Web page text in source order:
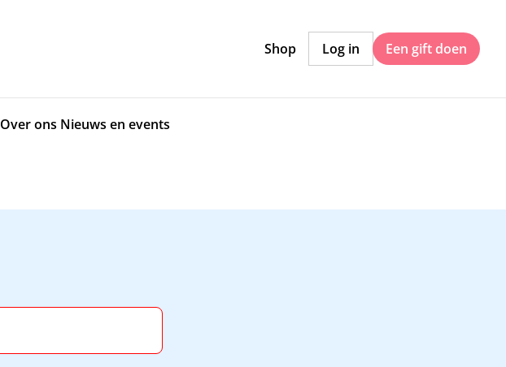
Shop Log in Een gift doen
Over ons Nieuws en events